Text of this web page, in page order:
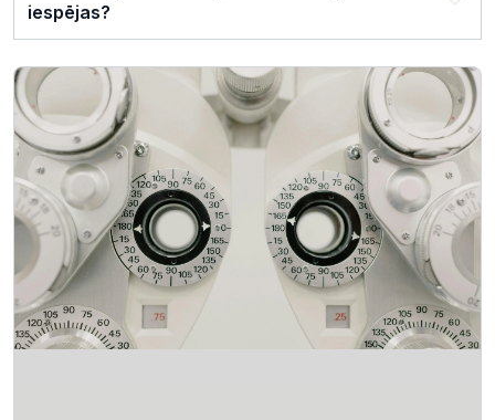
iespējas?